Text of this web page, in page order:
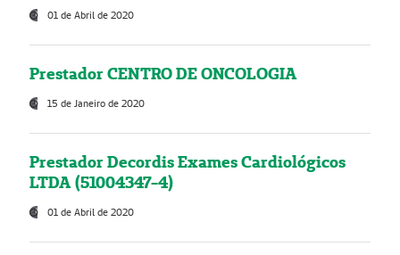
01 de Abril de 2020
Prestador CENTRO DE ONCOLOGIA
15 de Janeiro de 2020
Prestador Decordis Exames Cardiológicos
LTDA (51004347-4)
01 de Abril de 2020